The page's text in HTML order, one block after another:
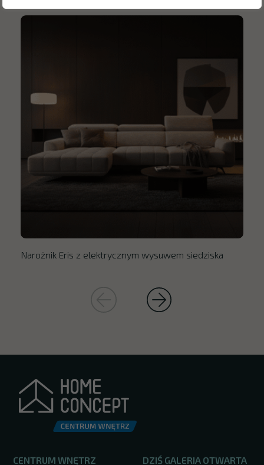
Narożnik Eris z elektrycznym wysuwem siedziska
CENTRUM WNĘTRZ DZIŚ GALERIA OTWARTA